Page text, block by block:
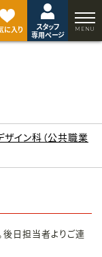
に入り
スタッフ
専用ページ
ザイン科（公共職業
後日担当者よりご連